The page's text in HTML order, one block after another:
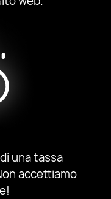
una tassa
accettiamo